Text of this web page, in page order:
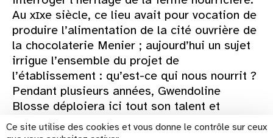
Ce site utilise des cookies et vous donne le contrôle sur ceux
Au xɪxe siècle, ce lieu avait pour vocation de
produire l’alimentation de la cité ouvrière de
la chocolaterie Menier ; aujourd’hui un sujet
irrigue l’ensemble du projet de
l’établissement : qu’est-ce qui nous nourrit ?
Pendant plusieurs années, Gwendoline
Blosse déploiera ici tout son talent et
partagera avec les habitant·es ses oeuvres,